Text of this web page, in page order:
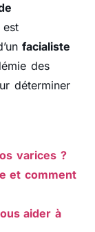
facialiste
des
déterminer
varices ?
et comment
aider à